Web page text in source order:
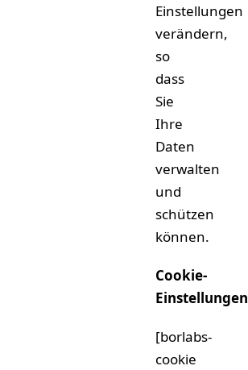
Einstellungen
verändern,
so
dass
Sie
Ihre
Daten
verwalten
und
schützen
können.
Cookie-
Einstellungen
[borlabs-
cookie